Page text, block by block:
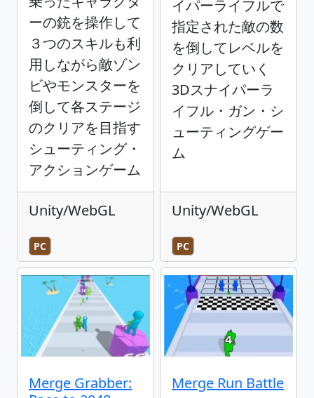
ーの銃を操作して
３つのスキルも利
用しながら敵ゾン
ビやモンスターを
倒して各ステージ
のクリアを目指す
シューティング・
アクションゲーム
Unity/WebGL
PC
イパーライフルで
指定された敵の数
を倒してレベルを
クリアしていく
3Dスナイパーラ
イフル・ガン・シ
ューティングゲー
ム
Unity/WebGL
PC
Merge Grabber:
Merge Run Battle